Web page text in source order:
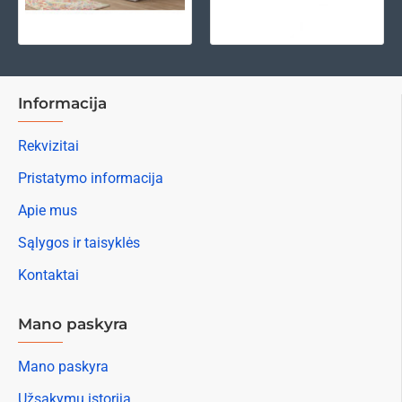
Informacija
Rekvizitai
Pristatymo informacija
Apie mus
Sąlygos ir taisyklės
Kontaktai
Mano paskyra
Mano paskyra